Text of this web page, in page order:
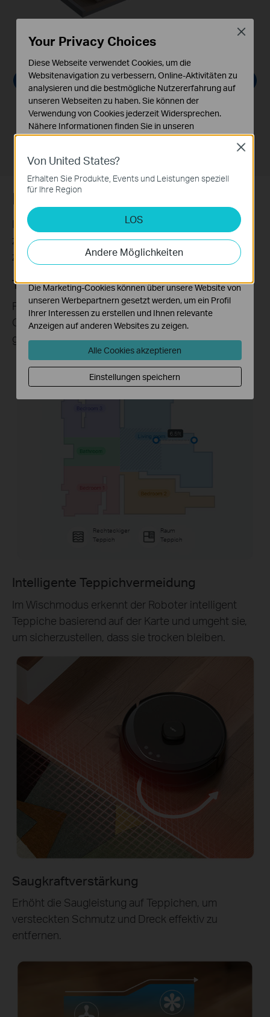
Ecken-zu-Ecken Reinigung
Mesh Grid™ Technologie sorgt für
vollständige Abdeckung und verhindert
verpasste Stellen, was eine gründlichere
und effizientere Reinigung ermöglicht.
Personalisierte Teppichpflege
Intelligente Einstellungen, die auf Teppiche
zugeschnitten sind, machen die Reinigung
zeitsparend und mühelos.
Teppiche und Läufer kartieren
Fügen Sie Ihre Teppiche und Läufer zur Karte nach
Größe oder Raum hinzu und legen Sie dann Ihre
gewünschten Reinigungspräferenzen fest.
Rechteckiger
Teppich
Raum
Teppich
Intelligente Teppichvermeidung
Im Wischmodus erkennt der Roboter intelligent
Teppiche basierend auf der Karte und umgeht sie,
um sicherzustellen, dass sie trocken bleiben.
Saugkraftverstärkung
Erhöht die Saugleistung auf Teppichen, um
versteckten Schmutz und Dreck effektiv zu
entfernen.
Von United States?
Erhalten Sie Produkte, Events und Leistungen speziell
für Ihre Region
LOS
Andere Möglichkeiten
Close
Your Privacy Choices
Diese Webseite verwendet Cookies, um die
Websitenavigation zu verbessern, Online-Aktivitäten zu
analysieren und die bestmögliche Nutzererfahrung auf
unseren Webseiten zu haben. Sie können der
Verwendung von Cookies jederzeit Widersprechen.
Nähere Informationen finden Sie in unseren
Datenschutzhinweisen.
Notwendige Cookies
erforderlich und können in Ihren Systemen nicht
Analyse- und Marketing-Cookies
Analyse-Cookies ermöglichen es uns, Ihre Aktivitäten
auf unserer Website zu analysieren, um die
Funktionsweise unserer Website zu verbessern und
Die Marketing-Cookies können über unsere Website von
unseren Werbepartnern gesetzt werden, um ein Profil
Ihrer Interessen zu erstellen und Ihnen relevante
Anzeigen auf anderen Websites zu zeigen.
Alle Cookies akzeptieren
Einstellungen speichern
Close